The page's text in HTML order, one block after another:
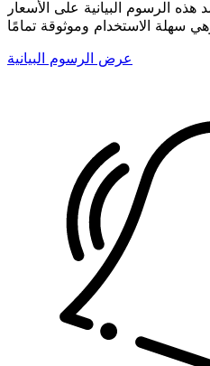
هذه الرسوم البيانية على الأسعار
عرض الرسوم البيانية